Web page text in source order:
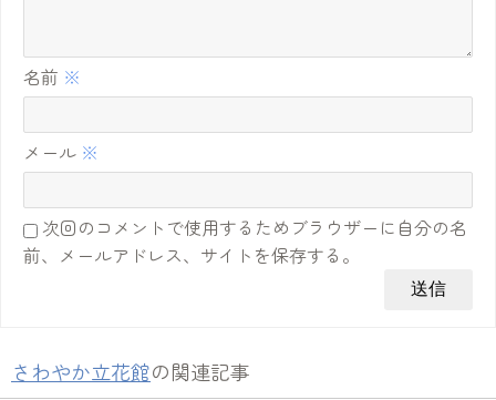
名前 ※
メール ※
次回のコメントで使用するためブラウザーに自分の名
前、メールアドレス、サイトを保存する。
さわやか立花館の関連記事